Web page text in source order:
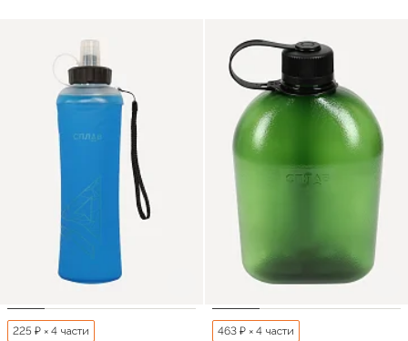
225 ₽ × 4 части 463 ₽ × 4 части